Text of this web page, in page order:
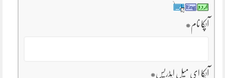
آپکا نام*
آپکا ای میل ایڈریس*